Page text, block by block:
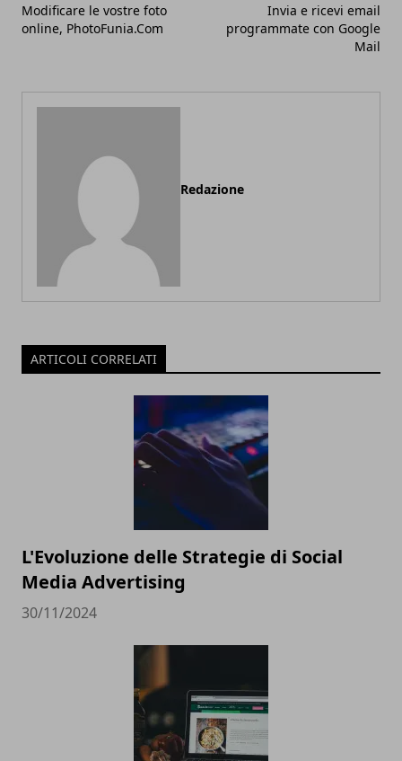
Modificare le vostre foto
online, PhotoFunia.Com
Invia e ricevi email
programmate con Google
Mail
Redazione
ARTICOLI CORRELATI
L'Evoluzione delle Strategie di Social
Media Advertising
30/11/2024